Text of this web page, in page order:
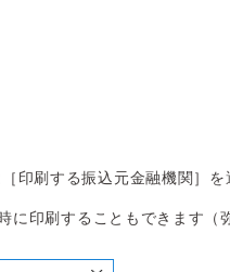
印刷する振込元金融機関］を
に印刷することもできます（